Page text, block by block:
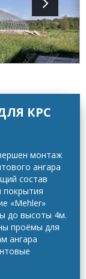
КРС
монтаж
ангара
состав
покрытия
«Mehler»
до высоты 4м.
проёмы для
ангара